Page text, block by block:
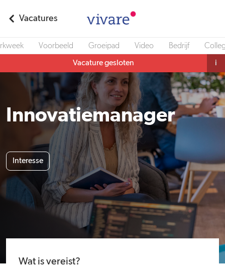
Vacatures
Voorbeeld Groeipad Video Bedrijf
Vacature gesloten i
Innovatiemanager
Interesse
Wat is vereist?